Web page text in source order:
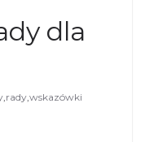
dla
,rady,wskazówki